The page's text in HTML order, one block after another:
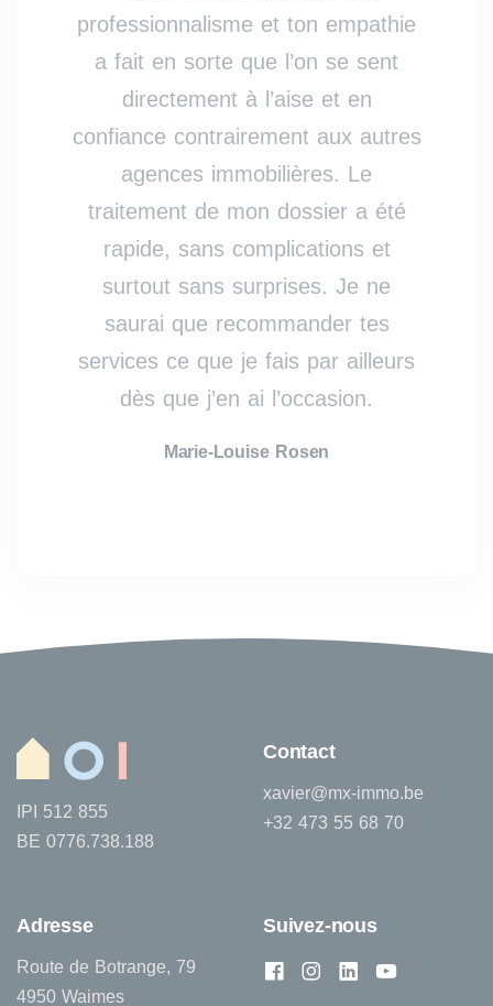
professionnalisme et ton empathie
a fait en sorte que l’on se sent
directement à l’aise et en
confiance contrairement aux autres
agences immobilières. Le
traitement de mon dossier a été
rapide, sans complications et
surtout sans surprises. Je ne
saurai que recommander tes
services ce que je fais par ailleurs
dès que j’en ai l’occasion.
Marie-Louise Rosen
IPI 512 855
BE 0776.738.188
Contact
xavier@mx-immo.be
+32 473 55 68 70
Adresse
Route de Botrange, 79
4950 Waimes
Suivez-nous